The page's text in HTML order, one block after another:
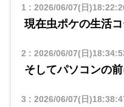
1 : 2026/06/07(日
現在虫ポケの生活
2 : 2026/06/07(日
そしてパソコンの
3 : 2026/06/07(日